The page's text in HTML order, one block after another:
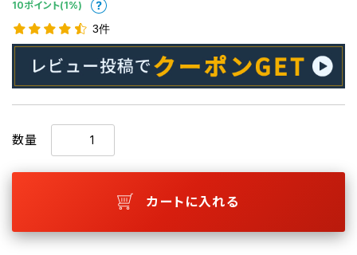
10ポイント(1%)
3件
数量
カートに入れる